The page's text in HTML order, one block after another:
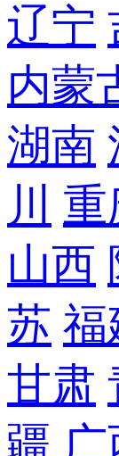
辽宁
内蒙
湖南
川
重
山西
苏 福
甘肃
疆 广